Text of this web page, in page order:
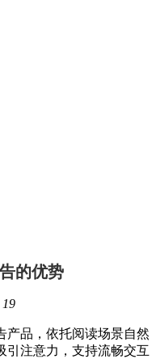
的优势
19
产品，依托阅读场景自然
引注意力，支持流畅交互